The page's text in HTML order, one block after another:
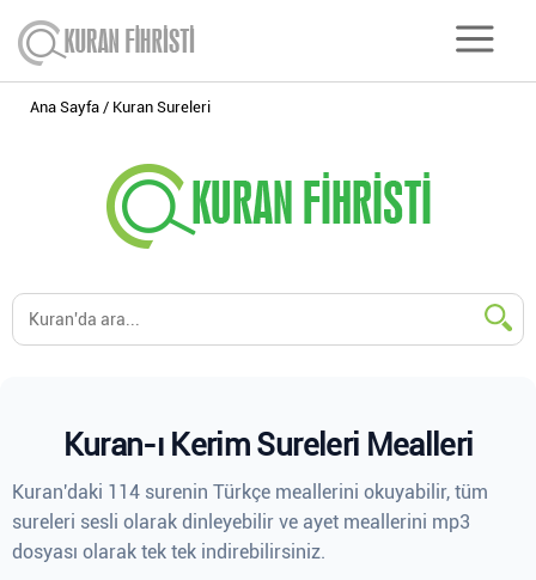
Ana Sayfa Kuran Sureleri
Kuran-ı Kerim Sureleri Mealleri
Kuran'daki 114 surenin Türkçe meallerini okuyabilir, tüm
sureleri sesli olarak dinleyebilir ve ayet meallerini mp3
dosyası olarak tek tek indirebilirsiniz.